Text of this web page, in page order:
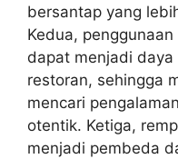
bersantap yang
Kedua,
dapat menjadi
restoran, sehingga
mencari
otentik. Ketiga,
menjadi pembeda